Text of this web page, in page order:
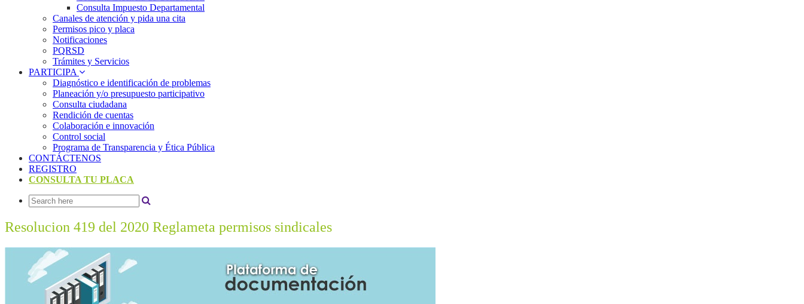
Consulta Impuesto Departamental
Canales de atención y pida una cita
Permisos pico y placa
Notificaciones
PQRSD
Trámites y Servicios
PARTICIPA
Diagnóstico e identificación de problemas
Planeación y/o presupuesto participativo​
Consulta ciudadana
Rendición de cuentas
Colaboración e innovación
Control social
Programa de Transparencia y Ética Pública
CONTÁCTENOS
REGISTRO
CONSULTA TU PLACA
Resolucion 419 del 2020 Reglameta permisos sindicales